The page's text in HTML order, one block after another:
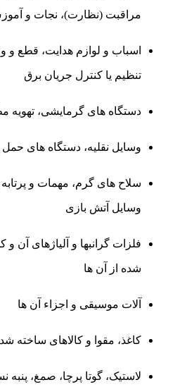
مراقبت (نظارت)، نجات و
اسباب و لوازم هدایت، قطع و
تنظیم یا کنترل جریان برق
دستگاه‌ های گرمایشی، تهویه
وسایل نقلیه، دستگاه‌ های حمل
سلاح‌ های گرم، مهمات و پرتابه
وسایل آتش ‌بازی
فلزات گرانبها و آلیاژهای آن
شده از آن ها
آلات موسیقی و اجزاء آن ها
کاغذ، مقوا و کالاهای ساخته
لاستیک، گوتا پرچا، صمغ، پنبه